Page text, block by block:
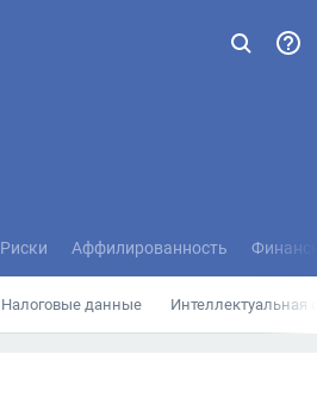
Риски Аффилированность
Налоговые данные Интеллектуальная